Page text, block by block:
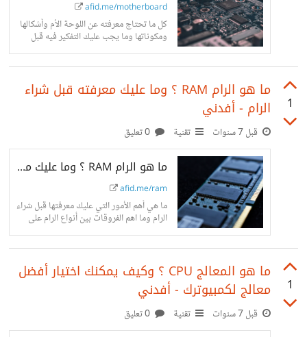
afid.me/motherboard
كل ما تحتاج معرفته عن اللوحة الأم وأشكالها
ومكوناتها وما يجب عليك التفكير فيه قبل
شراءها إضافة لتعريف بمكوناتها مع الصور
1
ما هو الرام RAM ؟ وما عليك معرفته قبل شراء
الرام - أفدني
قبل 7 سنوات تقنية
ما هو الرام RAM ؟ وما عليك معرفته قبل شراء الرام - أفدني
afid.me/ram
ما هي أهم الأمور التي عليك معرفتها قبل شراء
الرام وما اهم الفروقات بين أنواع الرام على
الكمبيوترات واللابتوبات والهواتف المحمولة
1
ما هو المعالج CPU ؟ وكيف يمكنك اختيار أفضل
معالج لكمبيوترك - أفدني
قبل 7 سنوات تقنية